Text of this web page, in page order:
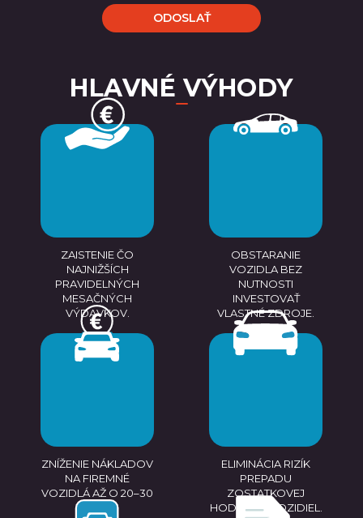
HLAVNÉ VÝHODY
ZAISTENIE ČO
NAJNIŽŠÍCH
PRAVIDELNÝCH
MESAČNÝCH
VÝDAVKOV.
OBSTARANIE
VOZIDLA BEZ
NUTNOSTI
INVESTOVAŤ
VLASTNÉ ZDROJE.
ZNÍŽENIE NÁKLADOV
NA FIREMNÉ
VOZIDLÁ AŽ O 20–30
ELIMINÁCIA RIZÍK
PREPADU
ZOSTATKOVEJ
HODNOTY VOZIDIEL.